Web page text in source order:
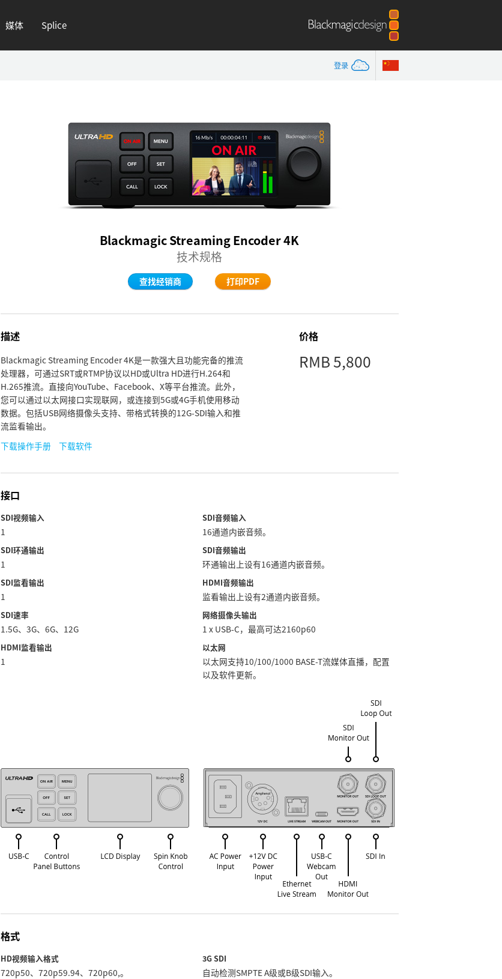
媒体 Splice
登录
Blackmagic Streaming Encoder 4K
技术规格
查找经销商 打印PDF
描述
Blackmagic Streaming Encoder 4K是一款强大且功能完备的推流
处理器，可通过SRT或RTMP协议以HD或Ultra HD进行H.264和
H.265推流。直接向YouTube、Facebook、X等平台推流。此外，
您可以通过以太网接口实现联网，或连接到5G或4G手机使用移动
数据。包括USB网络摄像头支持、带格式转换的12G-SDI输入和推
流监看输出。
下载操作手册
下载软件
价格
RMB 5,800
接口
SDI视频输入
1
SDI环通输出
1
SDI监看输出
1
SDI速率
1.5G、3G、6G、12G
HDMI监看输出
1
SDI音频输入
16通道内嵌音频。
SDI音频输出
环通输出上设有16通道内嵌音频。
HDMI音频输出
监看输出上设有2通道内嵌音频。
网络摄像头输出
1 x USB-C，最高可达2160p60
以太网
以太网支持10/100/1000 BASE-T流媒体直播，配置
以及软件更新。
格式
HD视频输入格式
720p50、720p59.94、720p60,。
3G SDI
自动检测SMPTE A级或B级SDI输入。